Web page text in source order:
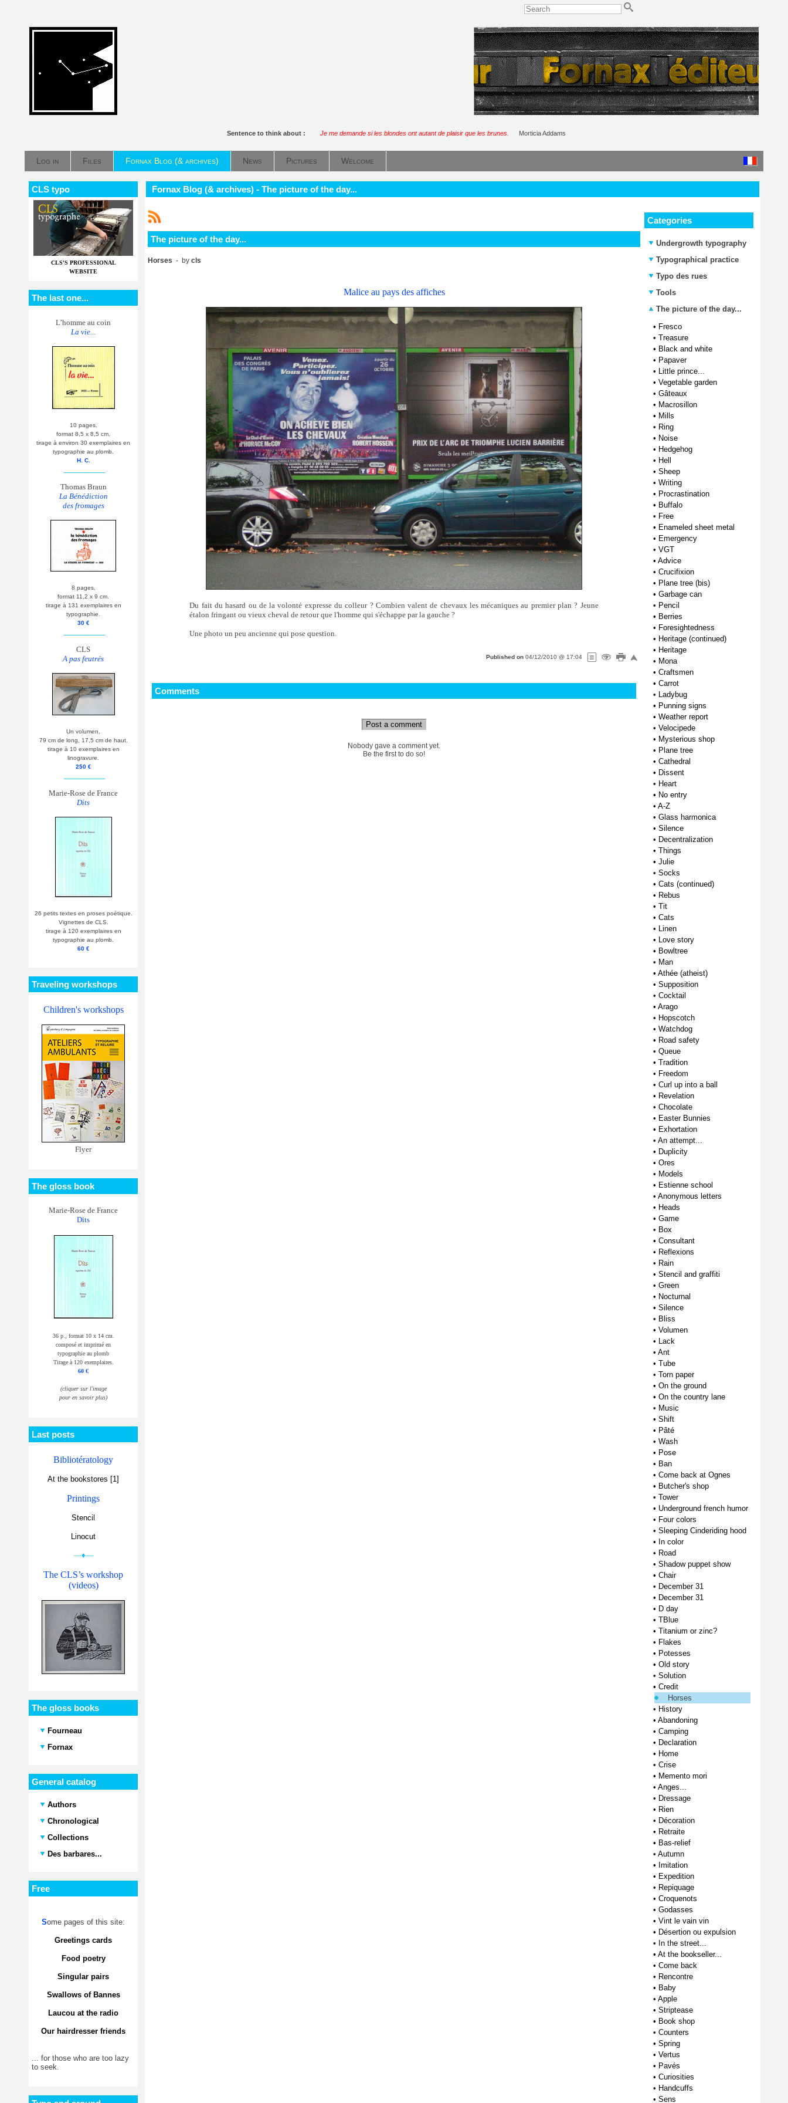
Sentence to think about : Je me demande si les blondes ont autant de plaisir que les brunes. Morticia Addams
Log in Files Fornax Blog (& archives) News Pictures Welcome
CLS typo
CLS'S PROFESSIONAL
WEBSITE
The last one...
L’homme au coin
La vie...
10 pages,
format 8,5 x 8,5 cm.
tirage à environ 30 exemplaires en
typographie au plomb.
H. C.
Thomas Braun
La Bénédiction
des fromages
8 pages,
format 11,2 x 9 cm.
tirage à 131 exemplaires en
typographie.
30 €
CLS
A pas feutrés
Un volumen,
79 cm de long, 17,5 cm de haut.
tirage à 10 exemplaires en
linogravure.
250 €
Marie-Rose de France
Dits
26 petits textes en proses poétique.
Vignettes de CLS.
tirage à 120 exemplaires en
typographie au plomb.
60 €
Traveling workshops
Children's workshops
Flyer
The gloss book
Marie-Rose de France
Dits
36 p., format 10 x 14 cm.
composé et imprimé en
typographie au plomb
Tirage à 120 exemplaires.
60 €
(cliquer sur l'image
pour en savoir plus)
Last posts
Bibliotératology
At the bookstores [1]
Printings
Stencil
Linocut
—♦—
The CLS’s workshop
(videos)
The gloss books
Fourneau
Fornax
General catalog
Authors
Chronological
Collections
Des barbares...
Free
Some pages of this site:
Greetings cards
Food poetry
Singular pairs
Swallows of Bannes
Laucou at the radio
Our hairdresser friends
... for those who are too lazy
to seek.
Fornax Blog (& archives) - The picture of the day...
The picture of the day...
Horses - by cls
Malice au pays des affiches
Du fait du hasard ou de la volonté expresse du colleur ? Combien valent de chevaux les mécaniques au premier plan ? Jeune
étalon fringant ou vieux cheval de retour que l'homme qui s'échappe par la gauche ?
Une photo un peu ancienne qui pose question.
Published on 04/12/2010 @ 17:04
Comments
Post a comment
Nobody gave a comment yet.
Be the first to do so!
Categories
Undergrowth typography
Typographical practice
Typo des rues
Tools
The picture of the day...
• Fresco
• Treasure
• Black and white
• Papaver
• Little prince...
• Vegetable garden
• Gâteaux
• Macrosillon
• Mills
• Ring
• Noise
• Hedgehog
• Hell
• Sheep
• Writing
• Procrastination
• Buffalo
• Free
• Enameled sheet metal
• Emergency
• VGT
• Advice
• Crucifixion
• Plane tree (bis)
• Garbage can
• Pencil
• Berries
• Foresightedness
• Heritage (continued)
• Heritage
• Mona
• Craftsmen
• Carrot
• Ladybug
• Punning signs
• Weather report
• Velocipede
• Mysterious shop
• Plane tree
• Cathedral
• Dissent
• Heart
• No entry
• A-Z
• Glass harmonica
• Silence
• Decentralization
• Things
• Julie
• Socks
• Cats (continued)
• Rebus
• Tit
• Cats
• Linen
• Love story
• Bowltree
• Man
• Athée (atheist)
• Supposition
• Cocktail
• Arago
• Hopscotch
• Watchdog
• Road safety
• Queue
• Tradition
• Freedom
• Curl up into a ball
• Revelation
• Chocolate
• Easter Bunnies
• Exhortation
• An attempt...
• Duplicity
• Ores
• Models
• Estienne school
• Anonymous letters
• Heads
• Game
• Box
• Consultant
• Reflexions
• Rain
• Stencil and graffiti
• Green
• Nocturnal
• Silence
• Bliss
• Volumen
• Lack
• Ant
• Tube
• Torn paper
• On the ground
• On the country lane
• Music
• Shift
• Pâté
• Wash
• Pose
• Ban
• Come back at Ognes
• Butcher's shop
• Tower
• Underground french humor
• Four colors
• Sleeping Cinderiding hood
• In color
• Road
• Shadow puppet show
• Chair
• December 31
• December 31
• D day
• TBlue
• Titanium or zinc?
• Flakes
• Potesses
• Old story
• Solution
• Credit
Horses
• History
• Abandoning
• Camping
• Declaration
• Home
• Crise
• Memento mori
• Anges...
• Dressage
• Rien
• Décoration
• Retraite
• Bas-relief
• Autumn
• Imitation
• Expedition
• Repiquage
• Croquenots
• Godasses
• Vint le vain vin
• Désertion ou expulsion
• In the street...
• At the bookseller...
• Come back
• Rencontre
• Baby
• Apple
• Striptease
• Book shop
• Counters
• Spring
• Vertus
• Pavés
• Curiosities
• Handcuffs
• Sens